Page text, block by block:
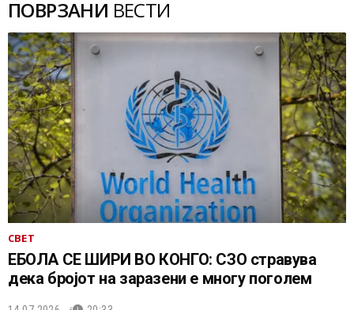
ПОВРЗАНИ ВЕСТИ
СВЕТ
ЕБОЛА СЕ ШИРИ ВО КОНГО: СЗО стравува
дека бројот на заразени е многу поголем